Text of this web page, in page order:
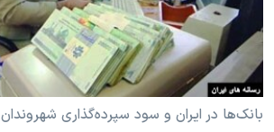
اقتصادی
علم و فناوری
اسرائیل در جنگ
حمله جمهوری اسلامی به اسرائیل
رمز مهسا
ورزش زنان در ایران
اعتراضات زن، زندگی، آزادی
زبانهای مختلف
بانک‌ها در ایران و سود سپرده‌گذاری شهروندان